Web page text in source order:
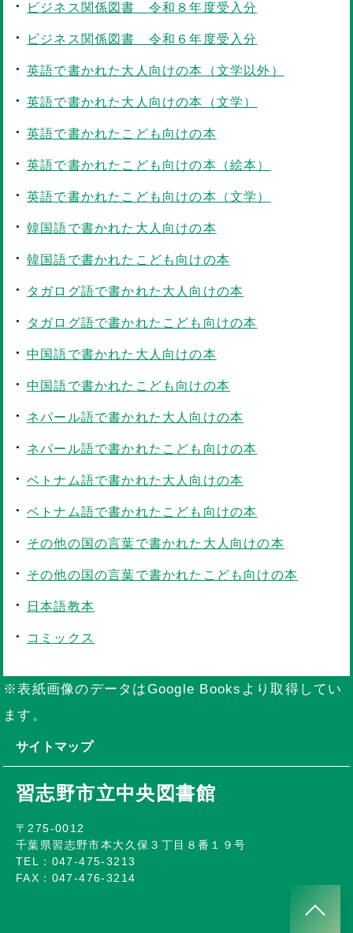
ビジネス関係図書 令和８年度受入分
ビジネス関係図書 令和６年度受入分
英語で書かれた大人向けの本（文学以外）
英語で書かれた大人向けの本（文学）
英語で書かれたこども向けの本
英語で書かれたこども向けの本（絵本）
英語で書かれたこども向けの本（文学）
韓国語で書かれた大人向けの本
韓国語で書かれたこども向けの本
タガログ語で書かれた大人向けの本
タガログ語で書かれたこども向けの本
中国語で書かれた大人向けの本
中国語で書かれたこども向けの本
ネパール語で書かれた大人向けの本
ネパール語で書かれたこども向けの本
ベトナム語で書かれた大人向けの本
ベトナム語で書かれたこども向けの本
その他の国の言葉で書かれた大人向けの本
その他の国の言葉で書かれたこども向けの本
日本語教本
コミックス
※表紙画像のデータはGoogle Booksより取得してい
ます。
サイトマップ
習志野市立中央図書館
〒275-0012
千葉県習志野市本大久保３丁目８番１９号
TEL：047-475-3213
FAX：047-476-3214